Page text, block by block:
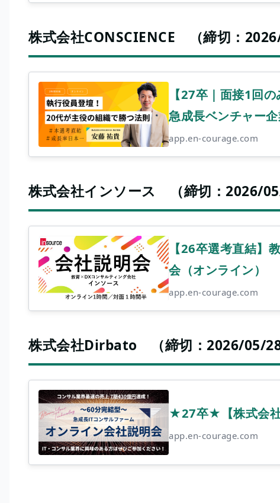
株式会社CONSCIENCE （締切：
【27卒｜面接1回
急成長ベンチャー
app.en-courage.com
株式会社インソース （締切：2026/
【26卒選考直結】
会（オンライン）
app.en-courage.com
株式会社Dirbato （締切：2026/05/28
★27卒★【株式会
app.en-courage.com